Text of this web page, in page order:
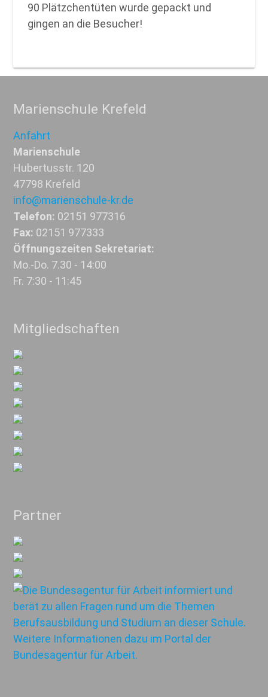
90 Plätzchentüten wurde gepackt und
gingen an die Besucher!
Marienschule Krefeld
Anfahrt
Marienschule
Hubertusstr. 120
47798 Krefeld
info@marienschule-kr.de
Telefon: 02151 977316
Fax: 02151 977333
Öffnungszeiten Sekretariat:
Mo.-Do. 7.30 - 14:00
Fr. 7:30 - 11:45
Mitgliedschaften
Partner